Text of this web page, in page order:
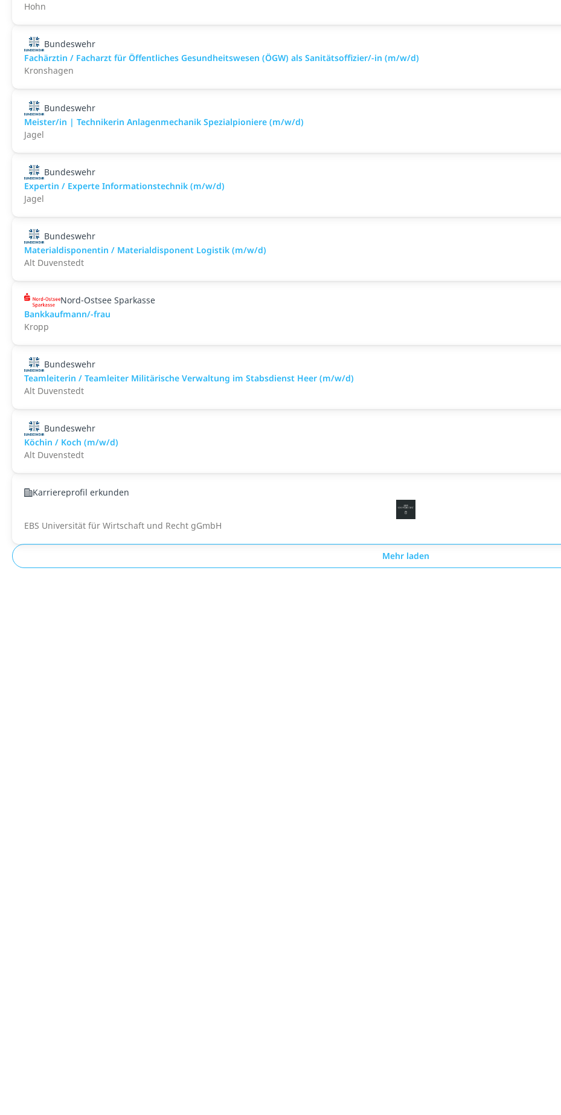
Hohn
Bundeswehr
Fachärztin / Facharzt für Öffentliches Gesundheitswesen (ÖGW) als Sanitätsoffizier/-in (m/w/d)
Kronshagen
Bundeswehr
Meister/in | Technikerin Anlagenmechanik Spezialpioniere (m/w/d)
Jagel
Bundeswehr
Expertin / Experte Informationstechnik (m/w/d)
Jagel
Bundeswehr
Materialdisponentin / Materialdisponent Logistik (m/w/d)
Alt Duvenstedt
Nord-Ostsee Sparkasse
Bankkaufmann/-frau
Kropp
Bundeswehr
Teamleiterin / Teamleiter Militärische Verwaltung im Stabsdienst Heer (m/w/d)
Alt Duvenstedt
Bundeswehr
Köchin / Koch (m/w/d)
Alt Duvenstedt
Karriereprofil erkunden
EBS Universität für Wirtschaft und Recht gGmbH
Mehr laden